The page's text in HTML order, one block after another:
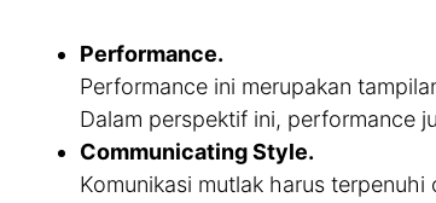
Performance.
Performance ini merupakan
Dalam perspektif ini, performance
Communicating Style.
Komunikasi mutlak harus